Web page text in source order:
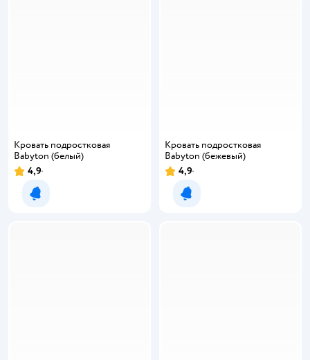
Кровать подростковая
Babyton (белый)
Рейтинг:
4,9
Уведомить о появлении
Кровать подростковая
Babyton (бежевый)
Рейтинг:
4,9
Уведомить о появлении